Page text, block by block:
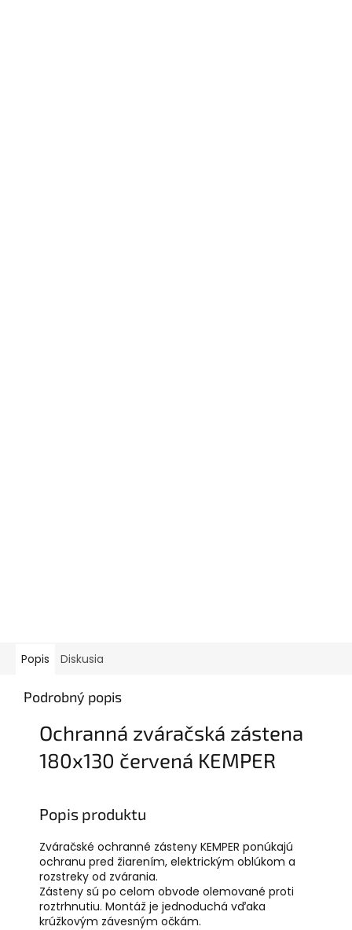
Popis Diskusia
Podrobný popis
Ochranná zváračská zástena
180x130 červená KEMPER
Popis produktu
Zváračské ochranné zásteny KEMPER ponúkajú
ochranu pred žiarením, elektrickým oblúkom a
rozstreky od zvárania.
Zásteny sú po celom obvode olemované proti
roztrhnutiu. Montáž je jednoduchá vďaka
krúžkovým závesným očkám.